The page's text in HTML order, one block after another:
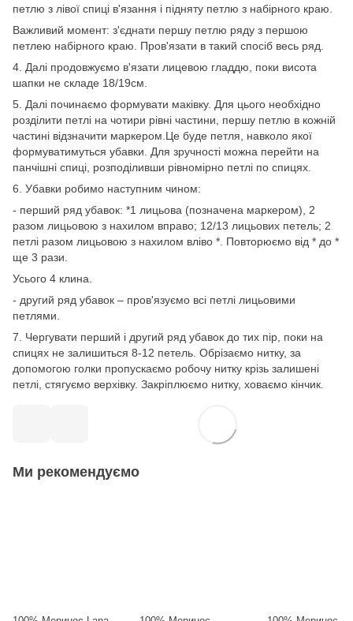
петлю з лівої спиці в'язання і підняту петлю з набірного краю.
Важливий момент: з'єднати першу петлю ряду з першою
петлею набірного краю. Пров'язати в такий спосіб весь ряд.
4. Далі продовжуємо в'язати лицевою гладдю, поки висота
шапки не складе 18/19см.
5. Далі починаємо формувати маківку. Для цього необхідно
розділити петлі на чотири рівні частини, першу петлю в кожній
частині відзначити маркером.Це буде петля, навколо якої
формуватимуться убавки. Для зручності можна перейти на
панчішні спиці, розподіливши рівномірно петлі по спицях.
6. Убавки робимо наступним чином:
- перший ряд убавок: *1 лицьова (позначена маркером), 2
разом лицьовою з нахилом вправо; 12/13 лицьових петель; 2
петлі разом лицьовою з нахилом вліво *. Повторюємо від * до *
ще 3 рази.
Усього 4 клина.
- другий ряд убавок – пров'язуємо всі петлі лицьовими
петлями.
7. Чергувати перший і другий ряд убавок до тих пір, поки на
спицях не залишиться 8-12 петель. Обрізаємо нитку, за
допомогою голки пропускаємо робочу нитку крізь залишені
петлі, стягуємо верхівку. Закріплюємо нитку, ховаємо кінчик.
Ми рекомендуємо